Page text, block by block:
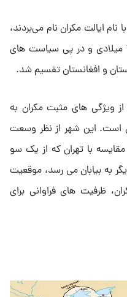
نام ایالت مکران نام می‌بردند،
سرزمینی بزرگ بوده که در دهه 1870 میلادی و در پی سیاست های
و افغانستان تقسیم شد.
ویژگی های مثبت مکران به
است. این شهر از نظر وسعت
با تهران که از یک سو
به بیابان می رسد، موقعیت
ظرفیت های فراوانی برای